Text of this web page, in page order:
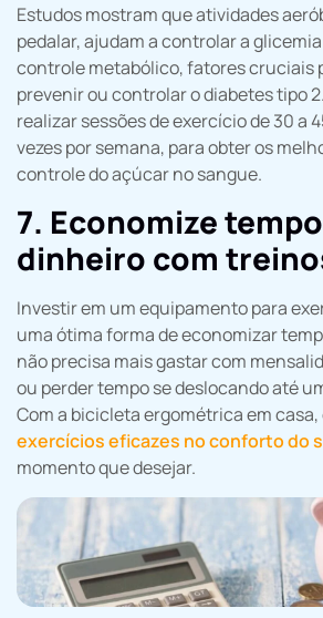
Estudos mostram que atividades
pedalar, ajudam a controlar a
controle metabólico, fatores cruciais
prevenir ou controlar o diabetes tipo
realizar sessões de exercício de 30 a
vezes por semana, para obter os
controle do açúcar no sangue.
7. Economize
dinheiro com
Investir em um equipamento para
uma ótima forma de economizar
não precisa mais gastar com
ou perder tempo se deslocando até
Com a bicicleta ergométrica em casa,
exercícios eficazes no conforto do
momento que desejar.